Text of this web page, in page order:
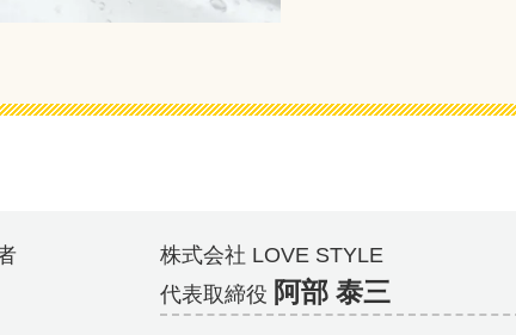
株式会社 LOVE STYLE
代表取締役 阿部 泰三